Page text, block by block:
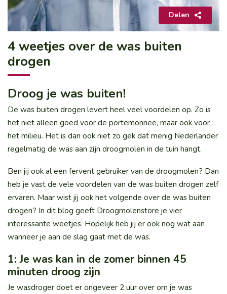
Delen
4 weetjes over de was buiten
drogen
Droog je was buiten!
De was buiten drogen levert heel veel voordelen op. Zo is
het niet alleen goed voor de portemonnee, maar ook voor
het milieu. Het is dan ook niet zo gek dat menig Nederlander
regelmatig de was aan zijn droogmolen in de tuin hangt.
Ben jij ook al een fervent gebruiker van de droogmolen? Dan
heb je vast de vele voordelen van de was buiten drogen zelf
ervaren. Maar wist jij ook het volgende over de was buiten
drogen? In dit blog geeft Droogmolenstore je vier
interessante weetjes. Hopelijk heb jij er ook nog wat aan
wanneer je aan de slag gaat met de was.
1: Je was kan in de zomer binnen 45
minuten droog zijn
Je wasdroger doet er ongeveer 2 uur over om je was